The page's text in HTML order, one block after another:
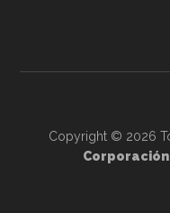
Copyright © 2026